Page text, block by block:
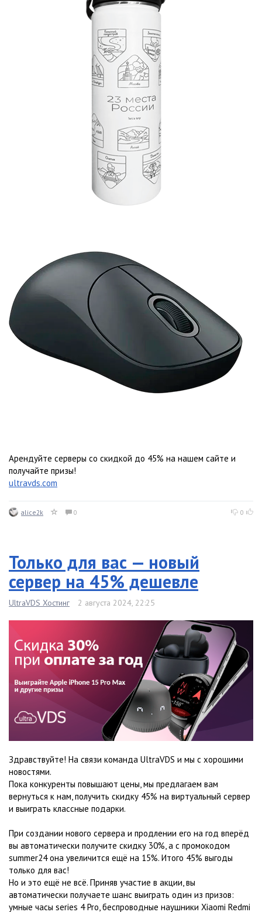
Арендуйте серверы со скидкой до 45% на нашем сайте и
получайте призы!
ultravds.com
alice2k 0 0
Только для вас — новый
сервер на 45% дешевле
UltraVDS Хостинг 2 августа 2024, 22:25
Здравствуйте! На связи команда UltraVDS и мы с хорошими
новостями.
Пока конкуренты повышают цены, мы предлагаем вам
вернуться к нам, получить скидку 45% на виртуальный сервер
и выиграть классные подарки.
При создании нового сервера и продлении его на год вперёд
вы автоматически получите скидку 30%, а с промокодом
summer24 она увеличится ещё на 15%. Итого 45% выгоды
только для вас!
Но и это ещё не всё. Приняв участие в акции, вы
автоматически получаете шанс выиграть один из призов:
умные часы series 4 Pro, беспроводные наушники Xiaomi Redmi